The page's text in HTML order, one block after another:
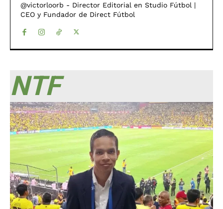
@victorloorb - Director Editorial en Studio Fútbol |
CEO y Fundador de Direct Fútbol
NTF